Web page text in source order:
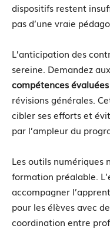
dispositifs restent
pas d’une vraie
L’anticipation des
sereine. Demandez
compétences évaluées
révisions générales.
cibler ses efforts et
par l’ampleur du
Les outils numériques
formation préalable.
accompagner
pour les élèves avec
coordination entre